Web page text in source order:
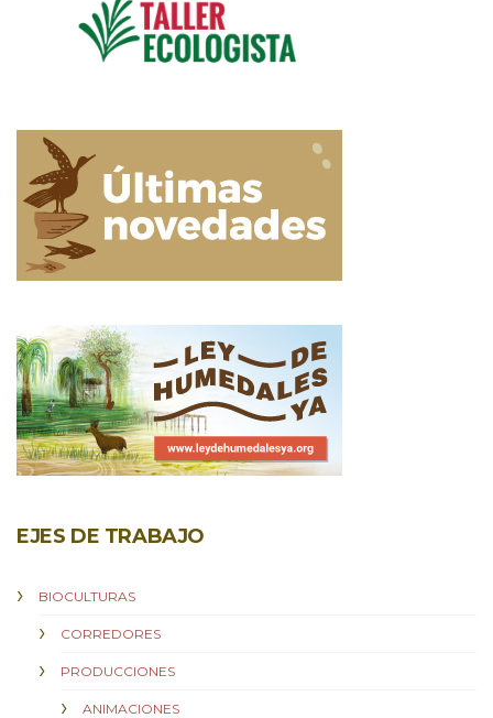
EJES DE TRABAJO
BIOCULTURAS
CORREDORES
PRODUCCIONES
ANIMACIONES